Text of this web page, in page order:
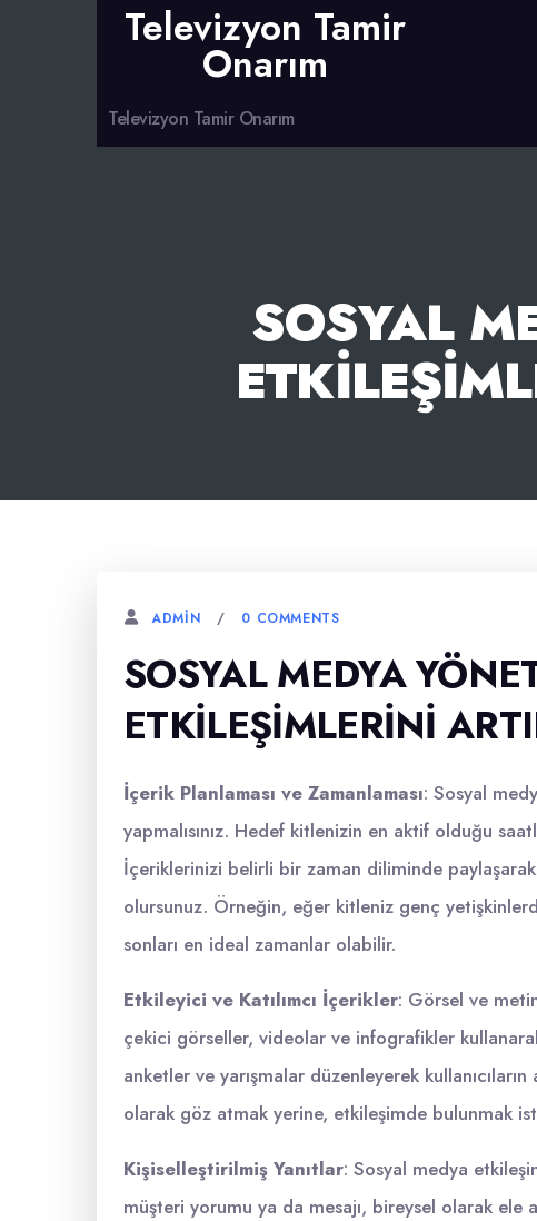
Televizyon Tamir
Onarım
Televizyon Tamir Onarım
SOSYAL
ADMIN 0 COMMENTS
SOSYAL MEDYA
ETKILEŞIMLERINI
İçerik Planlaması ve Zamanlaması: Sosyal
yapmalısınız. Hedef kitlenizin en aktif olduğu
İçeriklerinizi belirli bir zaman diliminde
olursunuz. Örneğin, eğer kitleniz genç
sonları en ideal zamanlar olabilir.
Etkileyici ve Katılımcı İçerikler: Görsel ve
çekici görseller, videolar ve infografikler
anketler ve yarışmalar düzenleyerek
olarak göz atmak yerine, etkileşimde bulunmak
Kişiselleştirilmiş Yanıtlar: Sosyal medya
müşteri yorumu ya da mesajı, bireysel olarak ele